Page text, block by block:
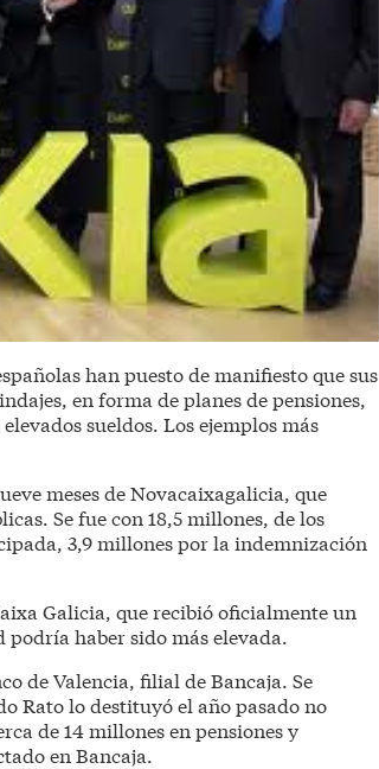
han puesto de manifiesto que sus
en forma de planes de pensiones,
sueldos. Los ejemplos más
meses de Novacaixagalicia, que
Se fue con 18,5 millones, de los
3,9 millones por la indemnización
Galicia, que recibió oficialmente un
haber sido más elevada.
de Valencia, filial de Bancaja. Se
Rato lo destituyó el año pasado no
de 14 millones en pensiones y
en Bancaja.